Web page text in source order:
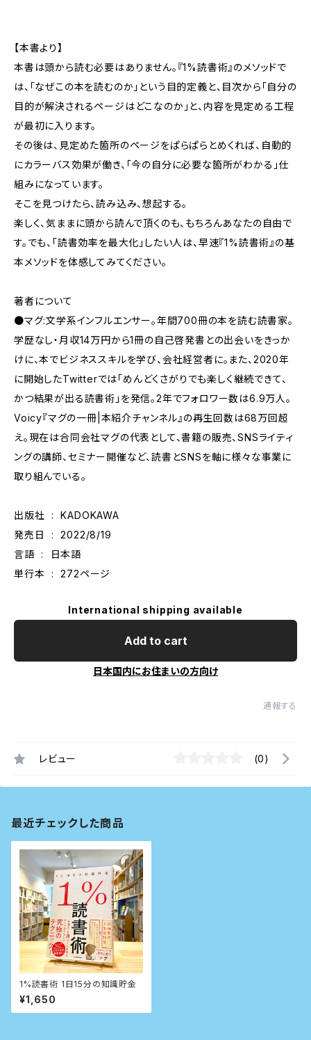
【本書より】
本書は頭から読む必要はありません。『1%読書術』のメソッドで
は、「なぜこの本を読むのか」という目的定義と、目次から「自分の
目的が解決されるページはどこなのか」と、内容を見定める工程
が最初に入ります。
その後は、見定めた箇所のページをぱらぱらとめくれば、自動的
にカラーバス効果が働き、「今の自分に必要な箇所がわかる」仕
組みになっています。
そこを見つけたら、読み込み、想起する。
楽しく、気ままに頭から読んで頂くのも、もちろんあなたの自由で
す。でも、「読書効率を最大化」したい人は、早速『1%読書術』の基
本メソッドを体感してみてください。
著者について
●マグ:文学系インフルエンサー。年間700冊の本を読む読書家。
学歴なし・月収14万円から1冊の自己啓発書との出会いをきっか
けに、本でビジネススキルを学び、会社経営者に。また、2020年
に開始したTwitterでは「めんどくさがりでも楽しく継続できて、
かつ結果が出る読書術」を発信。2年でフォロワー数は6.9万人。
Voicy『マグの一冊|本紹介チャンネル』の再生回数は68万回超
え。現在は合同会社マグの代表として、書籍の販売、SNSライティ
ングの講師、セミナー開催など、読書とSNSを軸に様々な事業に
取り組んでいる。
出版社 ‏ : ‎ KADOKAWA
発売日 ‏ : ‎ 2022/8/19
言語 ‏ : ‎ 日本語
単行本 ‏ : ‎ 272ページ
International shipping available
Add to cart
日本国内にお住まいの方向け
通報する
レビュー (0)
最近チェックした商品
1%読書術 1日15分の知識貯金
¥1,650